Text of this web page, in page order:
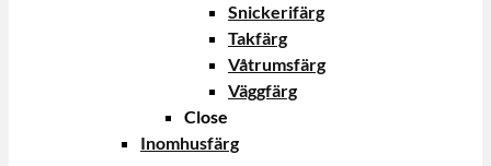
Snickerifärg
Takfärg
Våtrumsfärg
Väggfärg
Close
Inomhusfärg